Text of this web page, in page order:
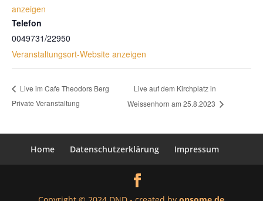
anzeigen
Telefon
0049731/22950
Veranstaltungsort-Website anzeigen
Live im Cafe Theodors Berg
Private Veranstaltung
Live auf dem Kirchplatz in
Weissenhorn am 25.8.2023
Home Datenschutzerklärung Impressum